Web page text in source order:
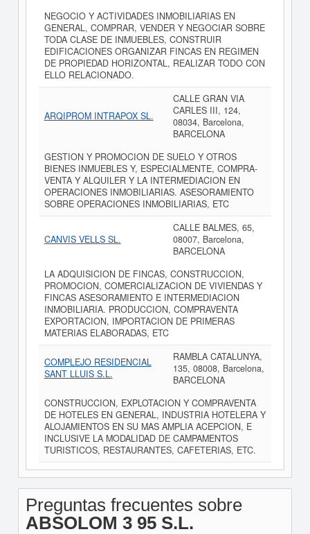
NEGOCIO Y ACTIVIDADES INMOBILIARIAS EN
GENERAL, COMPRAR, VENDER Y NEGOCIAR SOBRE
TODA CLASE DE INMUEBLES, CONSTRUIR
EDIFICACIONES ORGANIZAR FINCAS EN REGIMEN
DE PROPIEDAD HORIZONTAL, REALIZAR TODO CON
ELLO RELACIONADO.
ARQIPROM INTRAPOX SL.
CALLE GRAN VIA
CARLES III, 124,
08034, Barcelona,
BARCELONA
GESTION Y PROMOCION DE SUELO Y OTROS
BIENES INMUEBLES Y, ESPECIALMENTE, COMPRA-
VENTA Y ALQUILER Y LA INTERMEDIACION EN
OPERACIONES INMOBILIARIAS. ASESORAMIENTO
SOBRE OPERACIONES INMOBILIARIAS, ETC
CANVIS VELLS SL.
CALLE BALMES, 65,
08007, Barcelona,
BARCELONA
LA ADQUISICION DE FINCAS, CONSTRUCCION,
PROMOCION, COMERCIALIZACION DE VIVIENDAS Y
FINCAS ASESORAMIENTO E INTERMEDIACION
INMOBILIARIA. PRODUCCION, COMPRAVENTA
EXPORTACION, IMPORTACION DE PRIMERAS
MATERIAS ELABORADAS, ETC
COMPLEJO RESIDENCIAL
SANT LLUIS S.L.
RAMBLA CATALUNYA,
135, 08008, Barcelona,
BARCELONA
CONSTRUCCION, EXPLOTACION Y COMPRAVENTA
DE HOTELES EN GENERAL, INDUSTRIA HOTELERA Y
ALOJAMIENTOS EN SU MAS AMPLIA ACEPCION, E
INCLUSIVE LA MODALIDAD DE CAMPAMENTOS
TURISTICOS, RESTAURANTES, CAFETERIAS, ETC.
Preguntas frecuentes sobre
ABSOLOM 3 95 S.L.